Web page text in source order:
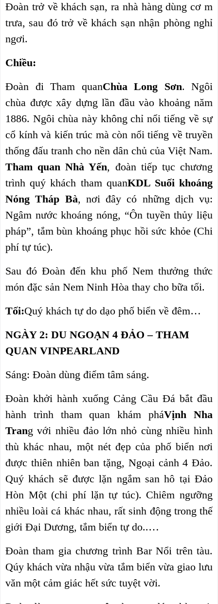
Đoàn trở về khách sạn, ra nhà hàng dùng cơ m
trưa, sau đó trở về khách sạn nhận phòng nghỉ
ngơi.
Chiều:
Đoàn đi Tham quanChùa Long Sơn. Ngôi
chùa được xây dựng lần đầu vào khoảng năm
1886. Ngôi chùa này không chỉ nổi tiếng về sự
cổ kính và kiến trúc mà còn nổi tiếng về truyền
thống đấu tranh cho nền dân chủ của Việt Nam.
Tham quan Nhà Yến, đoàn tiếp tục chương
trình quý khách tham quanKDL Suối khoáng
Nóng Tháp Bà, nơi đây có những dịch vụ:
Ngâm nước khoáng nóng, “Ôn tuyền thủy liệu
pháp”, tắm bùn khoáng phục hồi sức khỏe (Chi
phí tự túc).
Sau đó Đoàn đến khu phố Nem thưởng thức
món đặc sản Nem Ninh Hòa thay cho bữa tối.
Tối:Quý khách tự do dạo phố biển về đêm…
NGÀY 2: DU NGOẠN 4 ĐẢO – THAM
QUAN VINPEARLAND
Sáng: Đoàn dùng điểm tâm sáng.
Đoàn khởi hành xuống Cảng Cầu Đá bắt đầu
hành trình tham quan khám pháVịnh Nha
Trang với nhiều đảo lớn nhỏ cùng nhiều hình
thù khác nhau, một nét đẹp của phố biển nơi
được thiên nhiên ban tặng, Ngoại cảnh 4 Đảo.
Quý khách sẽ được lặn ngắm san hô tại Đảo
Hòn Một (chi phí lặn tự túc). Chiêm ngưỡng
nhiều loài cá khác nhau, rất sinh động trong thế
giới Đại Dương, tắm biển tự do..…
Đoàn tham gia chương trình Bar Nổi trên tàu.
Qúy khách vừa nhậu vừa tắm biển vừa giao lưu
văn một cảm giác hết sức tuyệt vời.